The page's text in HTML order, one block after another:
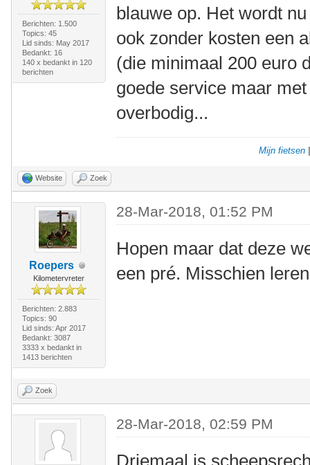
Berichten: 1.500
Topics: 45
Lid sinds: May 2017
Bedankt: 16
140 x bedankt in 120
berichten
blauwe op. Het wordt
ook zonder kosten een
(die minimaal 200 euro
goede service maar
overbodig...
Mijn fietsen
Website Zoek
Roepers
Kilometervreter
Berichten: 2.883
Topics: 90
Lid sinds: Apr 2017
Bedankt: 3087
3333 x bedankt in
1413 berichten
28-Mar-2018, 01:52 PM
Hopen maar dat deze
een pré. Misschien
Zoek
28-Mar-2018, 02:59 PM